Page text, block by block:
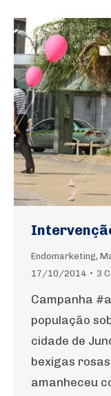
Endomarketing,
17/10/2014
3
Campanha
população
cidade de
bexigas
amanheceu